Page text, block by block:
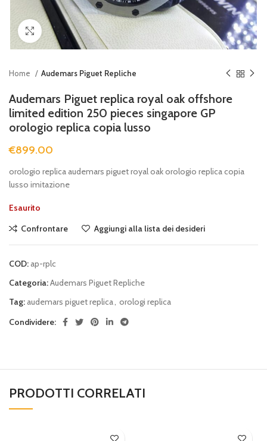
Clicca per ingrandire
Home Audemars Piguet Repliche
Audemars Piguet replica royal oak offshore
limited edition 250 pieces singapore GP
orologio replica copia lusso
€899.00
orologio replica audemars piguet royal oak orologio replica copia
lusso imitazione
Esaurito
Confrontare
Aggiungi alla lista dei desideri
COD: ap-rplc
Categoria:Audemars Piguet Repliche
Tag: audemars piguet replica, orologi replica
Condividere:
PRODOTTI CORRELATI